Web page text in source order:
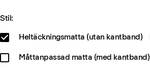
Stil:
Heltäckningsmatta (utan kantband)
Måttanpassad matta (med kantband)